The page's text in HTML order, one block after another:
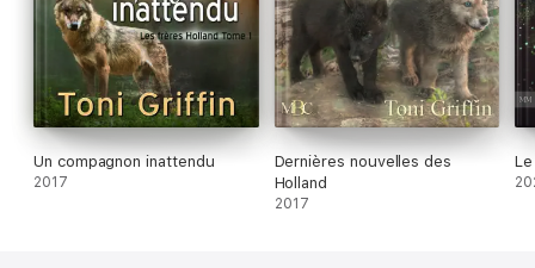
Un compagnon inattendu
2017
Dernières nouvelles des
Holland
2017